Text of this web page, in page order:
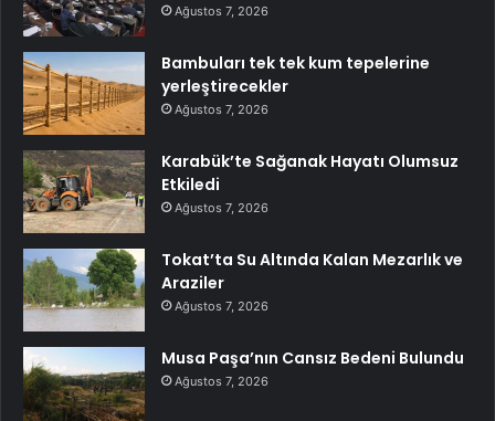
Ağustos 7, 2026
Bambuları tek tek kum tepelerine
yerleştirecekler
Ağustos 7, 2026
Karabük’te Sağanak Hayatı Olumsuz
Etkiledi
Ağustos 7, 2026
Tokat’ta Su Altında Kalan Mezarlık ve
Araziler
Ağustos 7, 2026
Musa Paşa’nın Cansız Bedeni Bulundu
Ağustos 7, 2026